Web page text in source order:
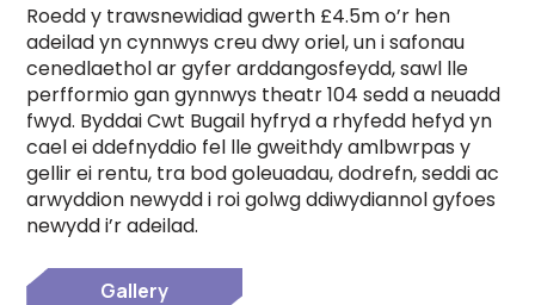
Roedd y trawsnewidiad gwerth £4.5m o’r hen
adeilad yn cynnwys creu dwy oriel, un i safonau
cenedlaethol ar gyfer arddangosfeydd, sawl lle
perfformio gan gynnwys theatr 104 sedd a neuadd
fwyd. Byddai Cwt Bugail hyfryd a rhyfedd hefyd yn
cael ei ddefnyddio fel lle gweithdy amlbwrpas y
gellir ei rentu, tra bod goleuadau, dodrefn, seddi ac
arwyddion newydd i roi golwg ddiwydiannol gyfoes
newydd i’r adeilad.
Gallery